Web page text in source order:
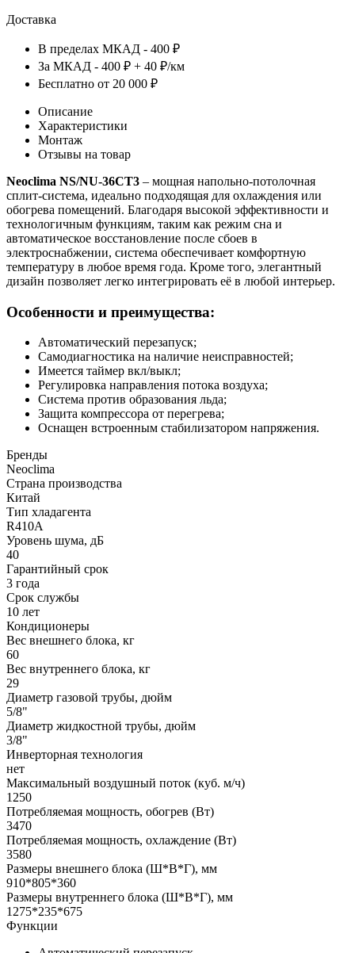
Доставка
В пределах МКАД - 400 ₽
За МКАД - 400 ₽ + 40 ₽/км
Бесплатно от 20 000 ₽
Описание
Характеристики
Монтаж
Отзывы на товар
Neoclima NS/NU-36CT3 – мощная напольно-потолочная
сплит-система, идеально подходящая для охлаждения или
обогрева помещений. Благодаря высокой эффективности и
технологичным функциям, таким как режим сна и
автоматическое восстановление после сбоев в
электроснабжении, система обеспечивает комфортную
температуру в любое время года. Кроме того, элегантный
дизайн позволяет легко интегрировать её в любой интерьер.
Особенности и преимущества:
Автоматический перезапуск;
Самодиагностика на наличие неисправностей;
Имеется таймер вкл/выкл;
Регулировка направления потока воздуха;
Система против образования льда;
Защита компрессора от перегрева;
Оснащен встроенным стабилизатором напряжения.
Бренды
Neoclima
Страна производства
Китай
Тип хладагента
R410A
Уровень шума, дБ
40
Гарантийный срок
3 года
Срок службы
10 лет
Кондиционеры
Вес внешнего блока, кг
60
Вес внутреннего блока, кг
29
Диаметр газовой трубы, дюйм
5/8"
Диаметр жидкостной трубы, дюйм
3/8"
Инверторная технология
нет
Максимальный воздушный поток (куб. м/ч)
1250
Потребляемая мощность, обогрев (Вт)
3470
Потребляемая мощность, охлаждение (Вт)
3580
Размеры внешнего блока (Ш*В*Г), мм
910*805*360
Размеры внутреннего блока (Ш*В*Г), мм
1275*235*675
Функции